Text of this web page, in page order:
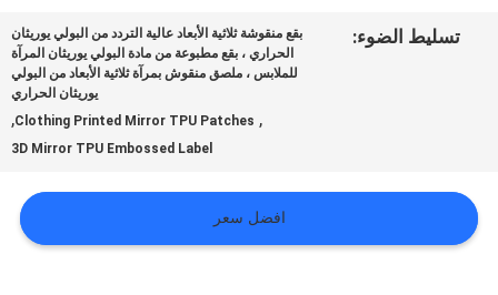
أخبار
VR
تسليط الضوء:
بقع منقوشة ثلاثية الأبعاد عالية التردد من البولي يوريثان
الحراري ، بقع مطبوعة من مادة البولي يوريثان المرآة
للملابس ، ملصق منقوش بمرآة ثلاثية الأبعاد من البولي
يوريثان الحراري
,
Clothing Printed Mirror TPU Patches
,
3D Mirror TPU Embossed Label
افضل سعر